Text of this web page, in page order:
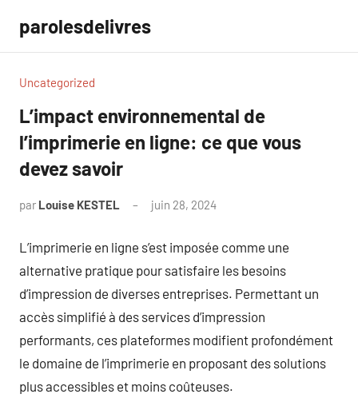
contenu
parolesdelivres
Uncategorized
L’impact environnemental de
l’imprimerie en ligne: ce que vous
devez savoir
par Louise KESTEL juin 28, 2024
L’imprimerie en ligne s’est imposée comme une
alternative pratique pour satisfaire les besoins
d’impression de diverses entreprises. Permettant un
accès simplifié à des services d’impression
performants, ces plateformes modifient profondément
le domaine de l’imprimerie en proposant des solutions
plus accessibles et moins coûteuses.